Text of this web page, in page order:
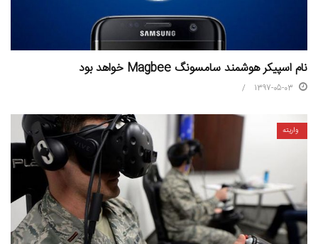
نام اسپیکر هوشمند سامسونگ Magbee خواهد بود
1397-05-03
واریته